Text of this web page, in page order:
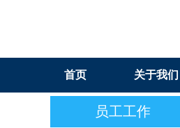
首页 关于我们
员工工作